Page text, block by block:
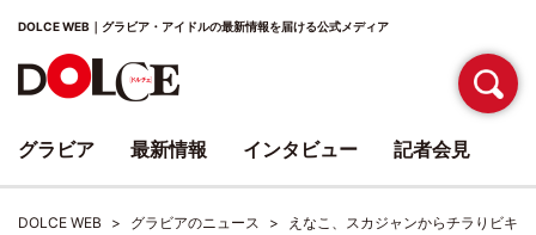
DOLCE WEB｜グラビア・アイドルの最新情報を届ける公式メディア
DOLCE WEB グラビアのニュース えなこ、スカジャンからチラりビキ
グラビア 最新情報 インタビュー 記者会見